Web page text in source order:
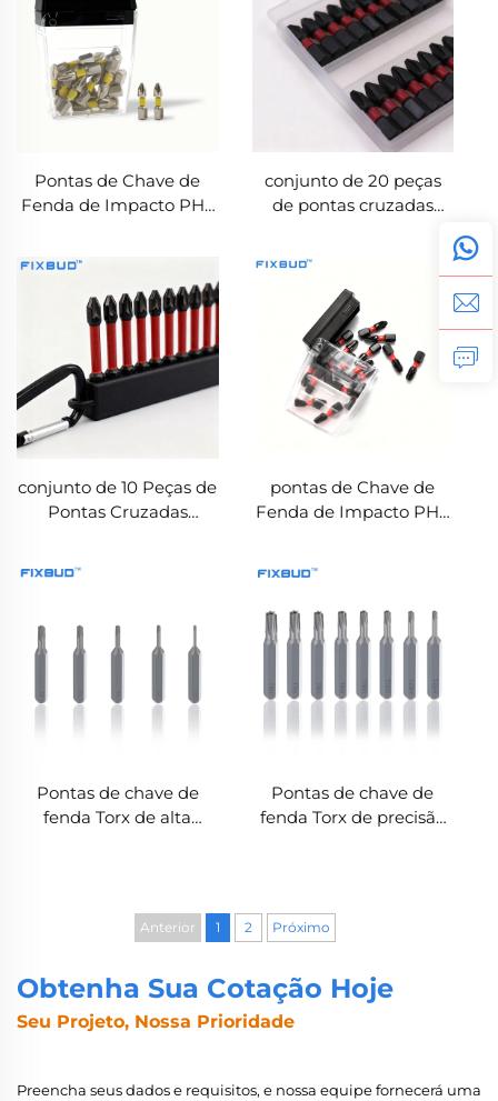
Pontas de Chave de
Fenda de Impacto PH2
Ferramentas Elétricas
conjunto de 20 peças
de pontas cruzadas
25 mm em aço S2
magnético com haste
hexagonal 1/4''
conjunto de 10 Peças de
Pontas Cruzadas
pontas de Chave de
Fenda de Impacto PH2
Parafusadeiras de
Impacto e Ferramentas
Elétricas
Pontas de chave de
fenda Torx de alta
Pontas de chave de
fenda Torx de precisão
Anterior 1 2 Próximo
Obtenha Sua Cotação Hoje
Seu Projeto, Nossa Prioridade
Preencha seus dados e requisitos, e nossa equipe fornecerá uma